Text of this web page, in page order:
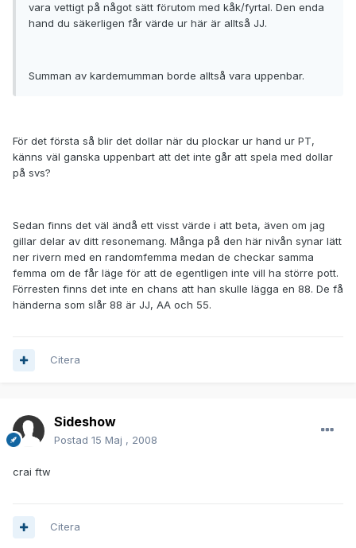
vara vettigt på något sätt förutom med kåk/fyrtal. Den enda
hand du säkerligen får värde ur här är alltså JJ.
Summan av kardemumman borde alltså vara uppenbar.
För det första så blir det dollar när du plockar ur hand ur PT,
känns väl ganska uppenbart att det inte går att spela med dollar
på svs?
Sedan finns det väl ändå ett visst värde i att beta, även om jag
gillar delar av ditt resonemang. Många på den här nivån synar lätt
ner rivern med en randomfemma medan de checkar samma
femma om de får läge för att de egentligen inte vill ha större pott.
Förresten finns det inte en chans att han skulle lägga en 88. De få
händerna som slår 88 är JJ, AA och 55.
Citera
Sideshow
Postad 15 Maj , 2008
crai ftw
Citera